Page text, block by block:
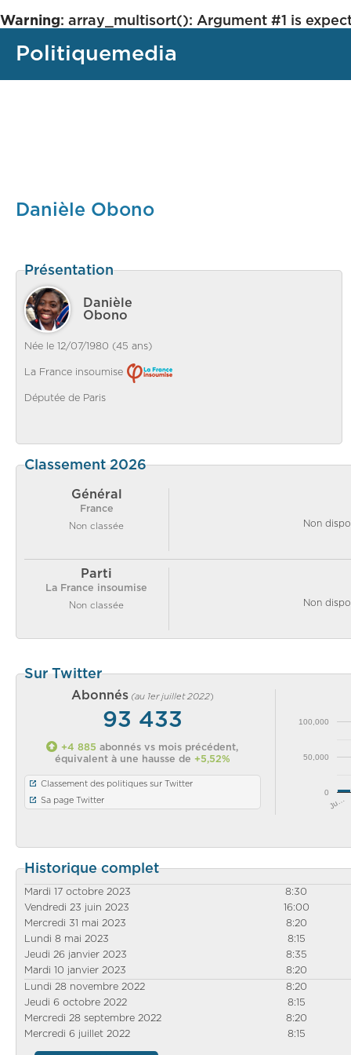
Warning: array_multisort(): Argument #1 is
Politiquemedia
Danièle Obono
Présentation
Danièle
Obono
Née le 12/07/1980 (45 ans)
La France insoumise
Députée de Paris
Classement 2026
Général
France
Non classée Non
Parti
La France insoumise
Non classée Non
Sur Twitter
Abonnés (au 1er juillet 2022)
93 433
+4 885abonnés vs mois précédent,
équivalent à une hausse de +5,52%
Classement des politiques sur Twitter
Sa page Twitter
Ju…
0
50,000
100,000
Historique complet
Mardi 17 octobre 2023 8:30
Vendredi 23 juin 2023
16:00
Mercredi 31 mai 2023
8:20
Lundi 8 mai 2023
8:15
Jeudi 26 janvier 2023
8:35
Mardi 10 janvier 2023
8:20
Lundi 28 novembre 2022
8:20
Jeudi 6 octobre 2022
8:15
Mercredi 28 septembre 2022
8:20
Mercredi 6 juillet 2022
8:15